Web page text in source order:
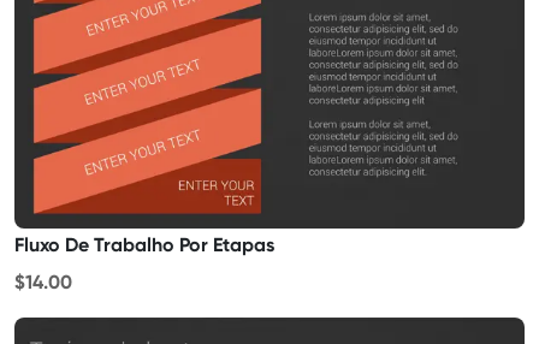
Fluxo De Trabalho Por Etapas
$14.00